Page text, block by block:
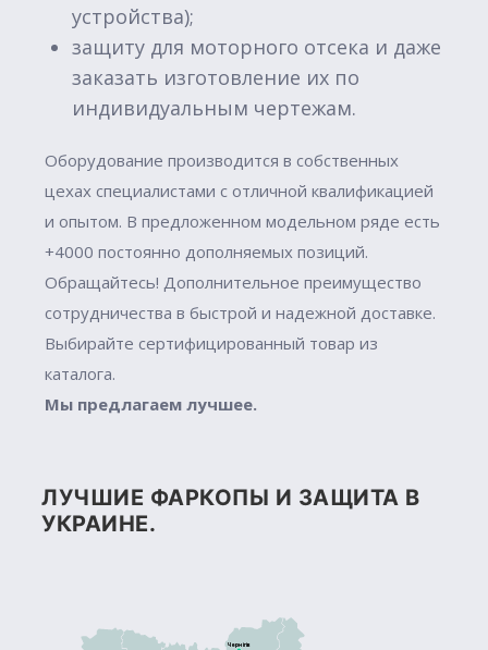
устройства);
защиту для моторного отсека и даже
заказать изготовление их по
индивидуальным чертежам.
Оборудование производится в собственных
цехах специалистами с отличной квалификацией
и опытом. В предложенном модельном ряде есть
+4000 постоянно дополняемых позиций.
Обращайтесь! Дополнительное преимущество
сотрудничества в быстрой и надежной доставке.
Выбирайте сертифицированный товар из
каталога.
Мы предлагаем лучшее.
ЛУЧШИЕ ФАРКОПЫ И ЗАЩИТА В
УКРАИНЕ.
Чернігів